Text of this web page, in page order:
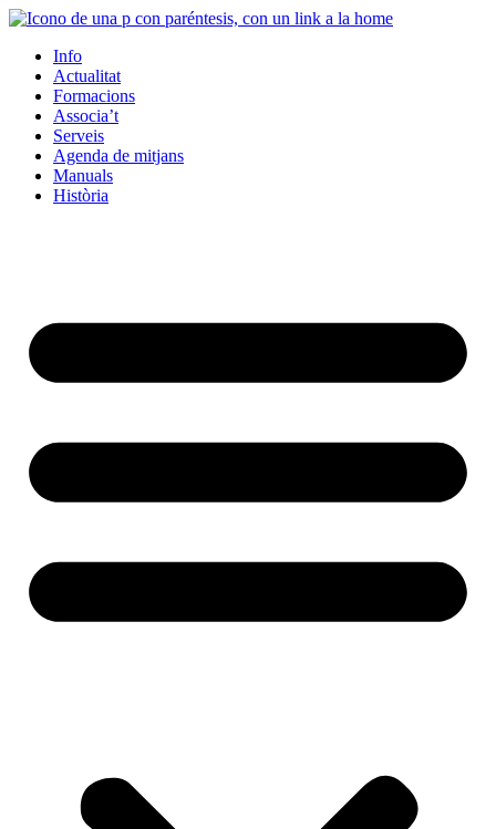
Info
Actualitat
Formacions
Associa’t
Serveis
Agenda de mitjans
Manuals
Història